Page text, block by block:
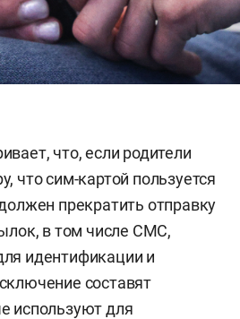
что, если родители
что сим-картой пользуется
прекратить отправку
в том числе СМС,
идентификации и
составят
используют для